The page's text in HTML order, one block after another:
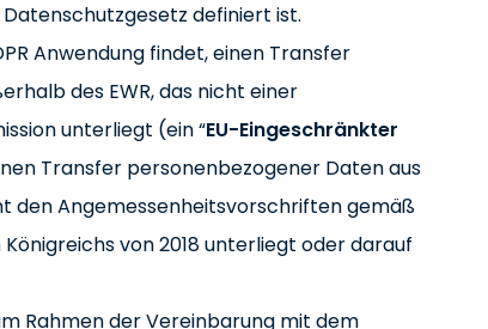
definiert ist.
Anwendung findet, einen Transfer
des EWR, das nicht einer
unterliegt (ein “EU-Eingeschränkter
Transfer personenbezogener Daten aus
den Angemessenheitsvorschriften gemäß
von 2018 unterliegt oder darauf
Rahmen der Vereinbarung mit dem